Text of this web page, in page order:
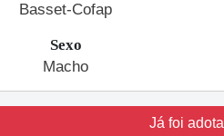
Basset-Cofap
Sexo
Macho
Já foi